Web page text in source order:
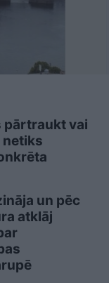
pārtraukt vai
netiks
un pēc
atklāj